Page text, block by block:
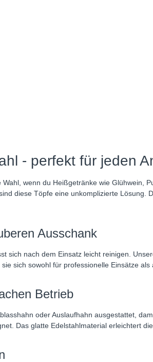
- perfekt für jeden
Wahl, wenn du Heißgetränke wie Glühwein,
diese Töpfe eine unkomplizierte
Ausschank
sich nach dem Einsatz leicht reinigen.
sich sowohl für professionelle Einsätze als
Betrieb
oder Auslaufhahn ausgestattet,
Das glatte Edelstahlmaterial erleichtert